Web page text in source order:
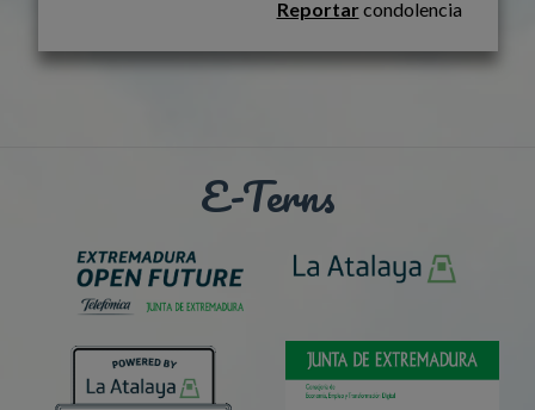
Reportar condolencia
E-Terns